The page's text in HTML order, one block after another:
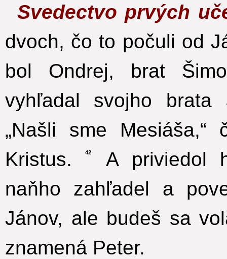
Svedectvo prvých
dvoch, čo to počuli od
bol Ondrej, brat
vyhľadal svojho brata
„Našli sme
Kristus.
42
A priviedol
naňho zahľadel a
Jánov, ale budeš sa
znamená Peter.